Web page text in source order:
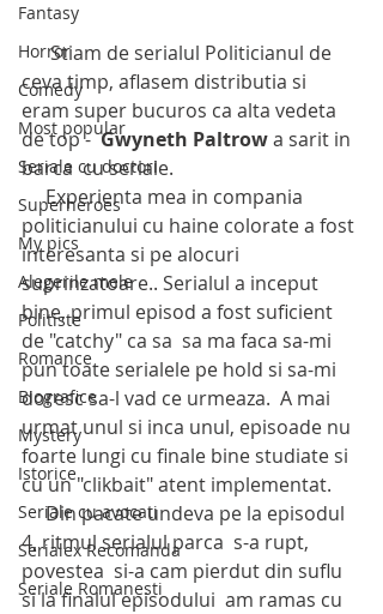
Fantasy
Horror
Comedy
Most popular
Seriale cu doctori
Superheroes
My pics
Alegerile mele
Politiste
Romance
Biografice
Mystery
Istorice
Seriale cu avocati
Serialex Recomanda
Seriale Romanesti
      Stiam de serialul Politicianul de
ceva timp, aflasem distributia si
eram super bucuros ca alta vedeta
de top - Gwyneth Paltrow a sarit in
barca  cu seriale.
     Experienta mea in compania
politicianului cu haine colorate a fost
interesanta si pe alocuri
suprinzatoare.. Serialul a inceput
bine, primul episod a fost suficient
de "catchy" ca sa  sa ma faca sa-mi
pun toate serialele pe hold si sa-mi
doresc sa-l vad ce urmeaza.  A mai
urmat unul si inca unul, episoade nu
foarte lungi cu finale bine studiate si
cu un "clikbait" atent implementat.
     Din pacate undeva pe la episodul
4, ritmul serialul parca  s-a rupt,
povestea  si-a cam pierdut din suflu
si la finalul episodului  am ramas cu